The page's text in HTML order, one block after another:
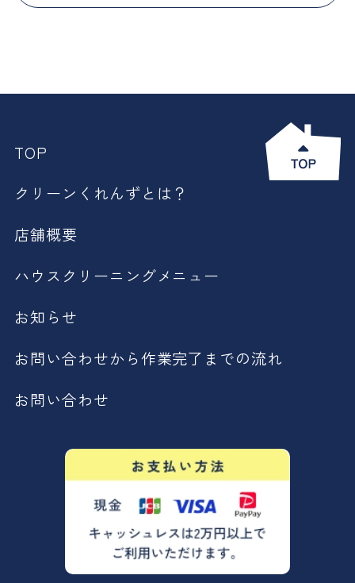
TOP
クリーンくれんずとは？
店舗概要
ハウスクリーニングメニュー
お知らせ
お問い合わせから作業完了までの流れ
お問い合わせ